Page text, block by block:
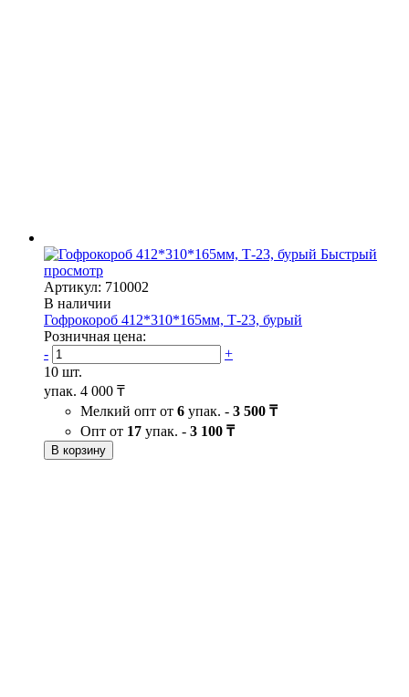
Быстрый
просмотр
Артикул: 710002
В наличии
Гофрокороб 412*310*165мм, Т-23, бурый
Розничная цена:
-
+
10 шт.
упак. 4 000 ₸
Мелкий опт от 6 упак. - 3 500 ₸
Опт от 17 упак. - 3 100 ₸
В корзину